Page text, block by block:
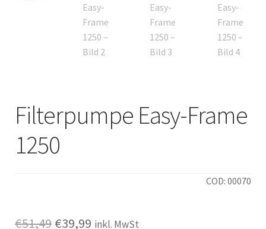
Filterpumpe Easy-Frame
1250
COD: 00070
€51,49 Ursprünglicher
€39,99 Aktueller
inkl. MwSt